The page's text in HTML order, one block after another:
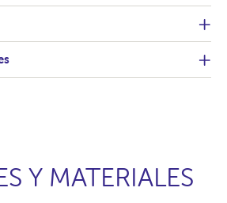
Y MATERIALES